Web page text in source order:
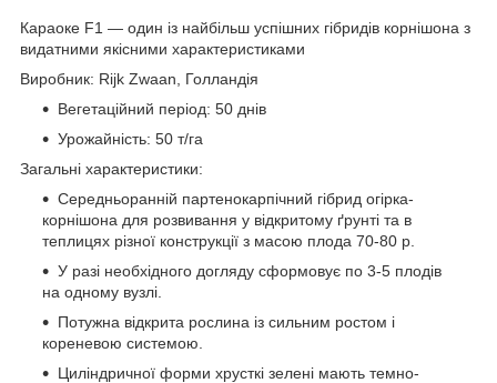
Караоке F1 — один із найбільш успішних гібридів корнішона з
видатними якісними характеристиками
Виробник: Rijk Zwaan, Голландія
Вегетаційний період: 50 днів
Урожайність: 50 т/га
Загальні характеристики:
Середньоранній партенокарпічний гібрид огірка-
корнішона для розвивання у відкритому ґрунті та в
теплицях різної конструкції з масою плода 70-80 р.
У разі необхідного догляду сформовує по 3-5 плодів
на одному вузлі.
Потужна відкрита рослина із сильним ростом і
кореневою системою.
Циліндричної форми хрусткі зелені мають темно-